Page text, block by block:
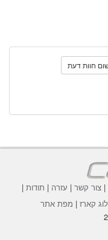
חוות דעת
|צור קשר | עזרה | תודות |
קארז | מפת אתר